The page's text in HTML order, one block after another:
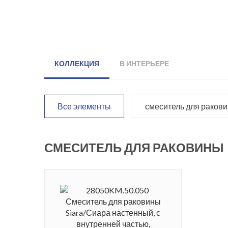
КОЛЛЕКЦИЯ В ИНТЕРЬЕРЕ
Все элементы смеситель для
СМЕСИТЕЛЬ ДЛЯ РАКОВИНЫ